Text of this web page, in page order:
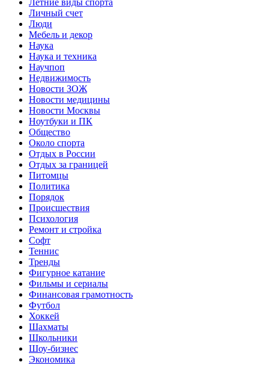
Летние виды спорта
Личный счет
Люди
Мебель и декор
Наука
Наука и техника
Научпоп
Недвижимость
Новости ЗОЖ
Новости медицины
Новости Москвы
Ноутбуки и ПК
Общество
Около спорта
Отдых в России
Отдых за границей
Питомцы
Политика
Порядок
Происшествия
Психология
Ремонт и стройка
Софт
Теннис
Тренды
Фигурное катание
Фильмы и сериалы
Финансовая грамотность
Футбол
Хоккей
Шахматы
Школьники
Шоу-бизнес
Экономика